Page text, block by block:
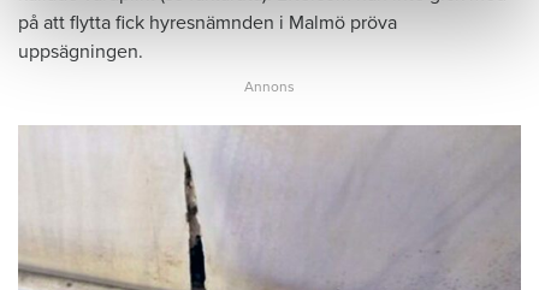
på att flytta fick hyresnämnden i Malmö pröva
uppsägningen.